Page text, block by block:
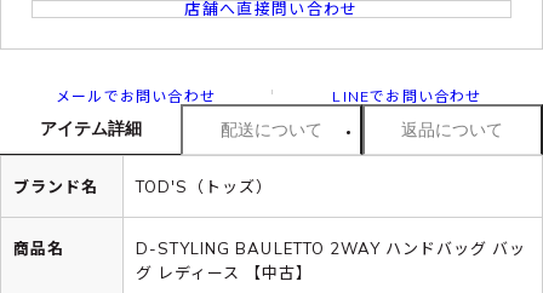
店舗へ直接問い合わせ
メールでお問い合わせ LINEでお問い合わせ
アイテム詳細 配送について 返品について
ブランド名 TOD'S（トッズ）
商品名
D-STYLING BAULETTO 2WAY ハンドバッグ バッ
グ レディース 【中古】